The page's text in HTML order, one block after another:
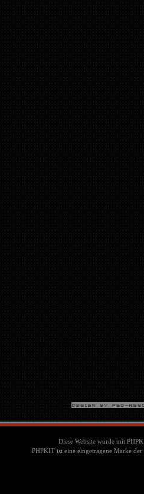
Diese Website wurde mit
PHPKIT ist eine eingetragene Marke